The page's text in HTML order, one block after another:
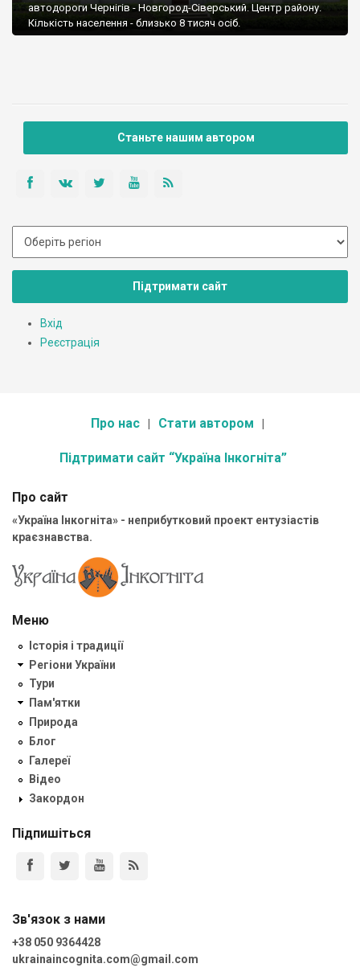
автодороги Чернігів - Новгород-Сіверський. Центр району.
Кількість населення - близько 8 тисяч осіб.
Станьте нашим автором
Підтримати сайт
Вхід
Реєстрація
Про нас Стати автором
Підтримати сайт “Україна Інкогніта”
Про сайт
«Україна Інкогніта» - неприбутковий проект ентузіастів
краєзнавства.
Меню
Історія і традиції
Регіони України
Тури
Пам'ятки
Природа
Блог
Галереї
Відео
Закордон
Підпишіться
Зв'язок з нами
+38 050 9364428
ukrainaincognita.com@gmail.com